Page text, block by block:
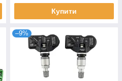
Купити
–9%